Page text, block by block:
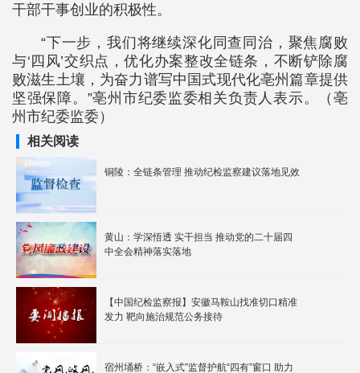
干部干事创业的积极性。
“下一步，我们将继续深化同查同治，聚焦腐败
与‘四风’交织点，优化办案整改全链条，不断铲除腐
败滋生土壤，为奋力谱写中国式现代化亳州篇章提供
坚强保障。”亳州市纪委监委相关负责人表示。（亳
州市纪委监委）
相关阅读
铜陵：全链条管理 推动纪检监察建议落地见效
黄山：学深悟透 实干担当 推动党的二十届四
中全会精神落实落地
【中国纪检监察报】安徽马鞍山找准切口精准
发力 靶向施治规范公务接待
宿州埇桥：“嵌入式”监督护航“四有”窗口 助力